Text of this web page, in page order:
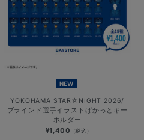
NEW
YOKOHAMA STAR☆NIGHT 2026/
ブラインド選手イラストぱかっとキー
ホルダー
¥1,400 (税込)